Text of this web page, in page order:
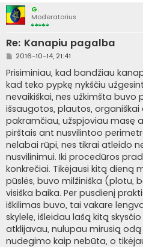
G.
Moderatorius
Re: Kanapiu pagalba
S
a
n
d
a
r
t
i
n
ė
2016-10-14, 21:41
Prisiminiau, kad bandžiau
kad teko pypkę nykščiu
nevaikiškai, nes užkimšta buvo
išsaugotos, plautos, organiškai
pakramčiau, užspjoviau masę
pirštais ant nusvilintoo
nelabai rūpi, nes tikrai atleido
nusvilinimui. Iki procedūros
konkrečiai. Tikėjausi kitą dieną
pūslės, buvo milžiniška (plotu,
visiška baika. Per pusdienį
iškilimas buvo, tai vakare
skylelę, išleidau lašą kitą
atklijavau, nulupau mirusią
nudegimo kaip nebūta, o